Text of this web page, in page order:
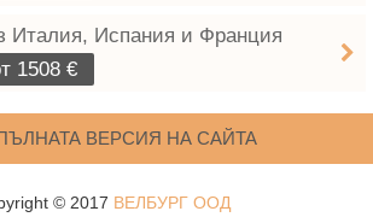
Италия, Испания и Франция
1508 €
ВЕРСИЯ НА САЙТА
© 2017 ВЕЛБУРГ ООД